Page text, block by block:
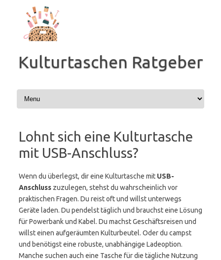
springen
Kulturtaschen Ratgeber
Lohnt sich eine Kulturtasche
mit USB-Anschluss?
Wenn du überlegst, dir eine Kulturtasche mit USB-
Anschluss zuzulegen, stehst du wahrscheinlich vor
praktischen Fragen. Du reist oft und willst unterwegs
Geräte laden. Du pendelst täglich und brauchst eine Lösung
für Powerbank und Kabel. Du machst Geschäftsreisen und
willst einen aufgeräumten Kulturbeutel. Oder du campst
und benötigst eine robuste, unabhängige Ladeoption.
Manche suchen auch eine Tasche für die tägliche Nutzung